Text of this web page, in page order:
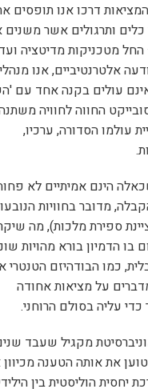
דרכו אנו תופסים
כלים ותרגולים אשר
מטכניקות מדיטציה
אלטרנטיביים, אנו
עולים בקנה אחד עם
החווה לחוויה
עולמו הסדורה, ערכיו,
הינם אמיתיים לא
מדובר בחוויות
ספירת מלכות), מה
הדמיון בורא מהויות
כמו הבודהיזם הטנטרי
על מציאות אחודה
עליה בסולם הרוחני.
מקגיל שעבד
את אותה הטענה
יחסית הוליסטית בין